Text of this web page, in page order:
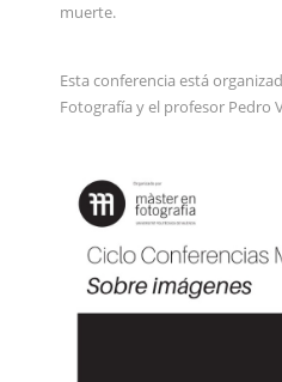
muerte.
Esta conferencia está
Fotografía y el profesor Pedro